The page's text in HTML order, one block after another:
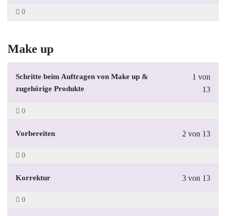
0
Make up
1 von
13
Schritte beim Auftragen von Make up &
zugehörige Produkte
0
2 von 13
Vorbereiten
0
3 von 13
Korrektur
0